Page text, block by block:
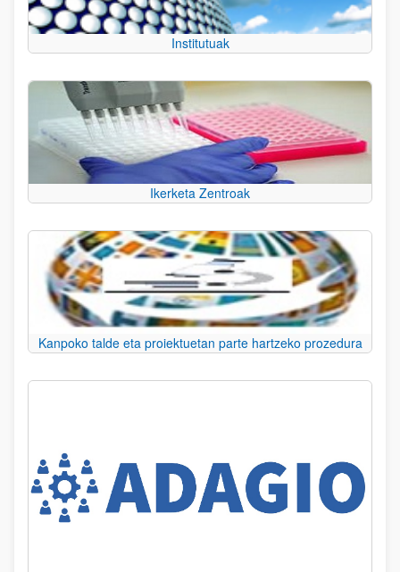
Institutuak
Ikerketa Zentroak
Kanpoko talde eta proiektuetan parte hartzeko prozedura